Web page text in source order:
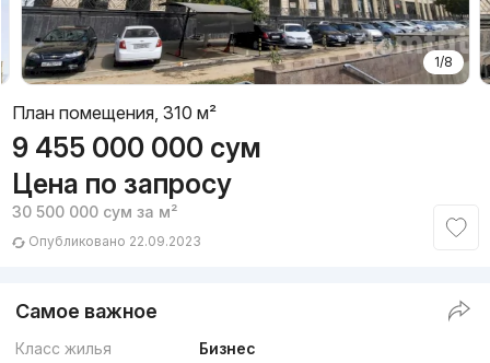
1/8
План помещения, 310 м²
9 455 000 000 сум
Цена по запросу
30 500 000 сум за м²
Опубликовано 22.09.2023
Самое важное
Класс жилья
Бизнес